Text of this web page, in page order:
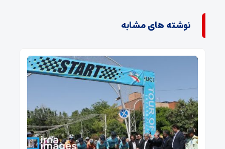
نوشته های مشابه